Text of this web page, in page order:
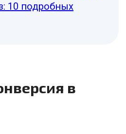
10 подробных
в